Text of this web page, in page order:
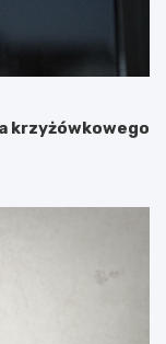
krzyżówkowego